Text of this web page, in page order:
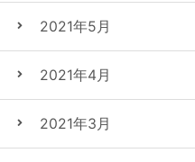
2021年5月
2021年4月
2021年3月